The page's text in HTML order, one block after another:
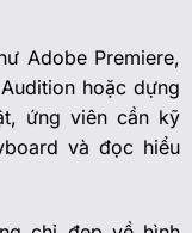
Adobe Premiere,
hoặc dựng
ứng viên cần kỹ
và đọc hiểu